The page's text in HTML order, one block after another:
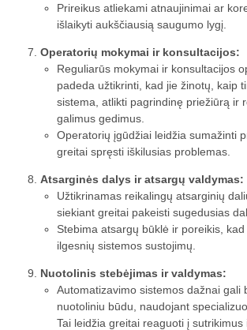
Prireikus atliekami atnaujinimai ar
išlaikyti aukščiausią saugumo lygį.
Operatorių mokymai ir konsultacijos:
Reguliarūs mokymai ir konsultacijos
padeda užtikrinti, kad jie žinotų, kaip
sistema, atlikti pagrindinę priežiūrą ir
galimus gedimus.
Operatorių įgūdžiai leidžia sumažinti
greitai spręsti iškilusias problemas.
Atsarginės dalys ir atsargų valdymas:
Užtikrinamas reikalingų atsarginių
siekiant greitai pakeisti sugedusias
Stebima atsargų būklė ir poreikis,
ilgesnių sistemos sustojimų.
Nuotolinis stebėjimas ir valdymas:
Automatizavimo sistemos dažnai gali
nuotoliniu būdu, naudojant
Tai leidžia greitai reaguoti į sutrikimus